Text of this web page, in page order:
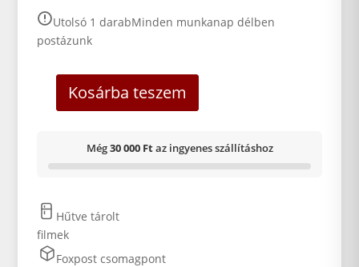
Utolsó 1 darabMinden munkanap délben
postázunk
Kosárba teszem
Még30 000 Ftaz ingyenes szállításhoz
Hűtve tárolt
filmek
Foxpost csomagpont